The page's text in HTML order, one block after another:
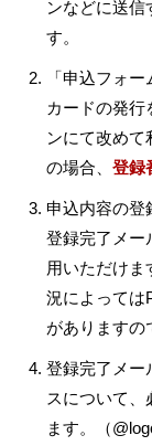
ンなどに送信
す。
「申込フォ
カードの発行
ンにて改めて
の場合、 登録
申込内容の登
登録完了メー
用いただけま
況によっては
がありますの
登録完了メー
スについて、
ます。（